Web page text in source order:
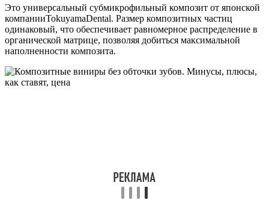
Это универсальный субмикрофильный композит от японской
компанииTokuyamaDental. Размер композитных частиц
одинаковый, что обеспечивает равномерное распределение в
органической матрице, позволяя добиться максимальной
наполненности композита.